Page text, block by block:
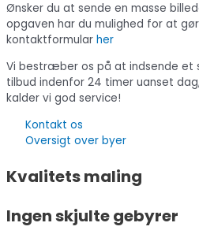
Ønsker du at sende en masse
opgaven har du mulighed for at
kontaktformular her
Vi bestræber os på at indsende et
tilbud indenfor 24 timer uanset
kalder vi god service!
Kontakt os
Oversigt over byer
Kvalitets maling
Ingen skjulte gebyrer